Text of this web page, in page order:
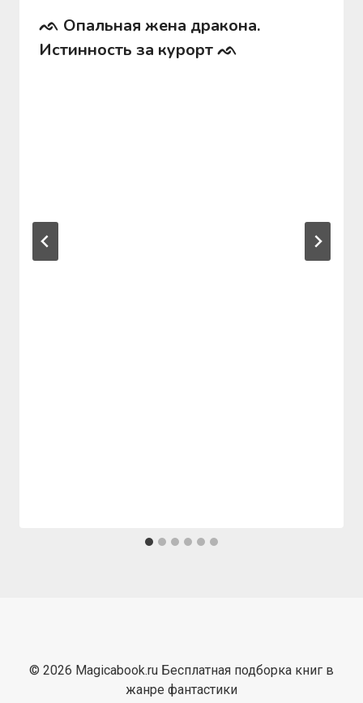
ᨒ Опальная жена дракона.
Истинность за курорт ᨒ
© 2026 Magicabook.ru Бесплатная подборка книг в
жанре фантастики